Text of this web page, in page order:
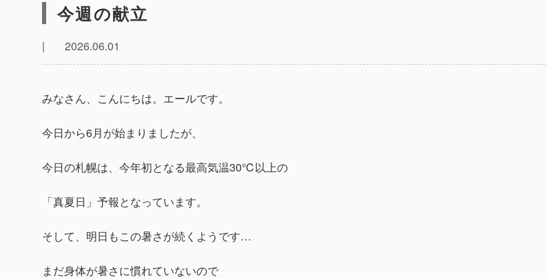
今週の献立
| 2026.06.01
みなさん、こんにちは。エールです。
今日から6月が始まりましたが、
今日の札幌は、今年初となる最高気温30℃以上の
「真夏日」予報となっています。
そして、明日もこの暑さが続くようです…
まだ身体が暑さに慣れていないので